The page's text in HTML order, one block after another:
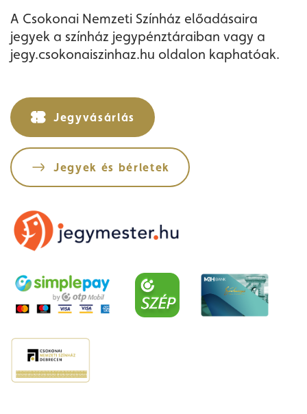
A Csokonai Nemzeti Színház előadásaira
jegyek a színház jegypénztáraiban vagy a
jegy.csokonaiszinhaz.hu oldalon kaphatóak.
Jegyvásárlás
Jegyek és bérletek